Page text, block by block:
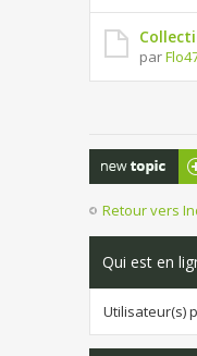
par
Publier un
nouveau sujet
Retour vers
Qui est en
Utilisateur(s)